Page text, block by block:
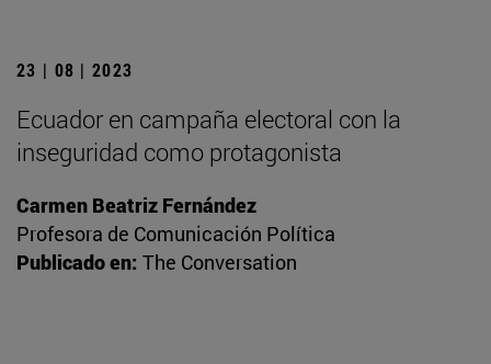
23 | 08 | 2023
Ecuador en campaña electoral con la
inseguridad como protagonista
Carmen Beatriz Fernández
Profesora de Comunicación Política
Publicado en: The Conversation